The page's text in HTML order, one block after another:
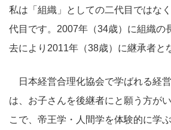
私は「組織」としての二代目ではな
代目です。2007年（34歳）に組織の
去により2011年（38歳）に継承者と
日本経営合理化協会で学ばれる経
は、お子さんを後継者にと願う方が
こで、帝王学・人間学を体験的に学